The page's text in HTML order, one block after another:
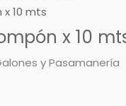
x 10
y Pasamanería